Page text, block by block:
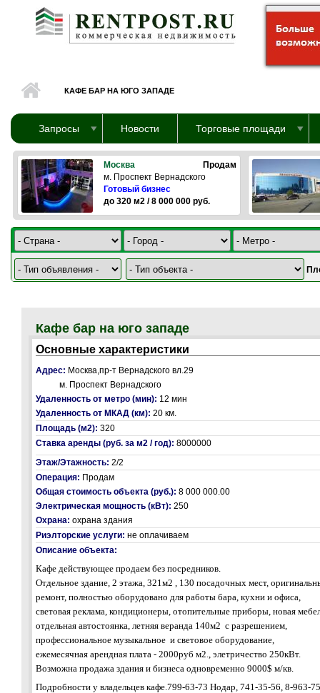
Перейти к основному содержанию
КАФЕ БАР НА ЮГО ЗАПАДЕ
Запросы Новости Торговые площади
Москва
Продам
м. Проспект Вернадского
Готовый бизнес
до 320 м2 / 8 000 000 руб.
Кафе бар на юго западе
Основные характеристики
Адрес: Москва,пр-т Вернадского вл.29
м. Проспект Вернадского
Удаленность от метро (мин): 12 мин
Удаленность от МКАД (км): 20 км.
Площадь (м2): 320
Ставка аренды (руб. за м2 / год): 8000000
Этаж/Этажность: 2/2
Операция: Продам
Общая стоимость объекта (руб.): 8 000 000.00
Электрическая мощность (кВт): 250
Охрана: охрана здания
Риэлторские услуги: не оплачиваем
Описание объекта:
Кафе действующее продаем без посредников.
Отдельное здание, 2 этажа, 321м2 , 130 посадочных мест,
ремонт, полностью оборудовано для работы бара, кухни и офиса,
световая реклама, кондиционеры, отопительные приборы, новая
отдельная автостоянка, летняя веранда 140м2 с разрешением,
профессиональное музыкальное и световое оборудование,
ежемесячная арендная плата - 2000руб м2., элетричество 250кВт.
Возможна продажа здания и бизнеса одновременно 9000$ м/кв.
Подробности у владельцев кафе.799-63-73 Нодар, 741-35-56, 8-963-